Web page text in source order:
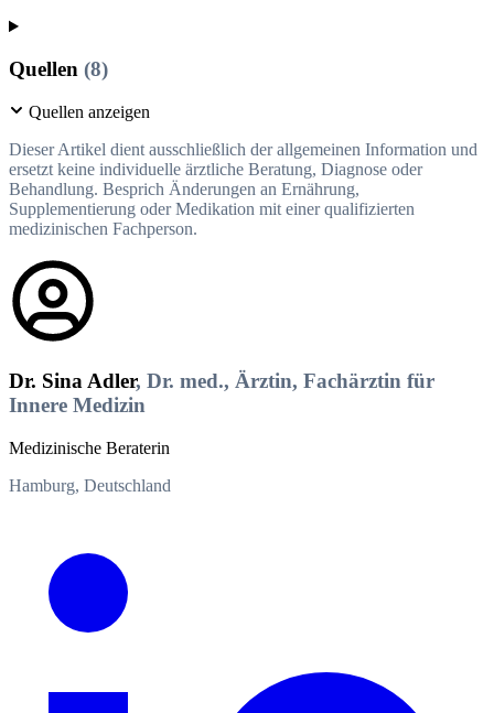
Quellen (8)
Quellen anzeigen
Dieser Artikel dient ausschließlich der allgemeinen Information und
ersetzt keine individuelle ärztliche Beratung, Diagnose oder
Behandlung. Besprich Änderungen an Ernährung,
Supplementierung oder Medikation mit einer qualifizierten
medizinischen Fachperson.
Dr. Sina Adler, Dr. med., Ärztin, Fachärztin für
Innere Medizin
Medizinische Beraterin
Hamburg, Deutschland